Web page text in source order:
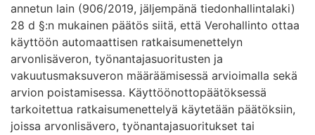
annetun lain (906/2019, jäljempänä tiedonhallintalaki)
28 d §:n mukainen päätös siitä, että Verohallinto ottaa
käyttöön automaattisen ratkaisumenettelyn
arvonlisäveron, työnantajasuoritusten ja
vakuutusmaksuveron määräämisessä arvioimalla sekä
arvion poistamisessa. Käyttöönottopäätöksessä
tarkoitettua ratkaisumenettelyä käytetään päätöksiin,
joissa arvonlisävero, työnantajasuoritukset tai